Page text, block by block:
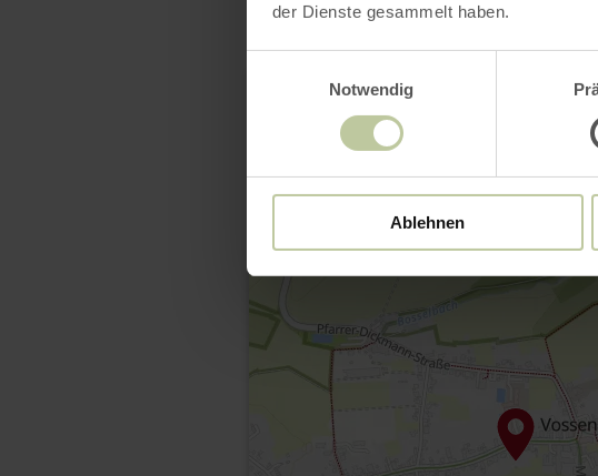
der Dienste gesammelt haben.
Notwendig
Ablehnen